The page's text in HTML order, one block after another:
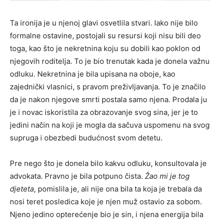
Ta ironija je u njenoj glavi osvetlila stvari. Iako nije bilo
formalne ostavine, postojali su resursi koji nisu bili deo
toga, kao što je nekretnina koju su dobili kao poklon od
njegovih roditelja. To je bio trenutak kada je donela važnu
odluku. Nekretnina je bila upisana na oboje, kao
zajednički vlasnici, s pravom preživljavanja. To je značilo
da je nakon njegove smrti postala samo njena. Prodala ju
je i novac iskoristila za obrazovanje svog sina, jer je to
jedini način na koji je mogla da sačuva uspomenu na svog
supruga i obezbedi budućnost svom detetu.
Pre nego što je donela bilo kakvu odluku, konsultovala je
advokata. Pravno je bila potpuno čista. Žao mi je tog
djeteta, pomislila je, ali nije ona bila ta koja je trebala da
nosi teret posledica koje je njen muž ostavio za sobom.
Njeno jedino opterećenje bio je sin, i njena energija bila